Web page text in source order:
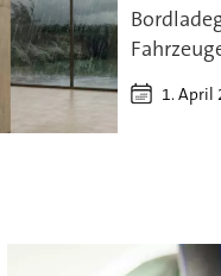
1. April